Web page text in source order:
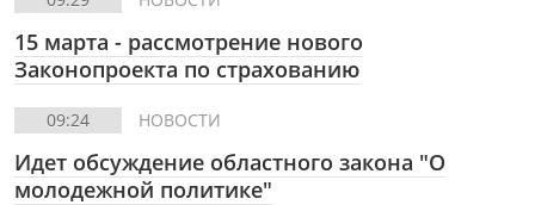
15 марта - рассмотрение нового
Законопроекта по страхованию
09:24 НОВОСТИ
Идет обсуждение областного закона "О
молодежной политике"